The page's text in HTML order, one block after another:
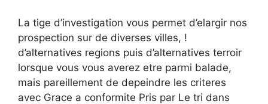
La tige d’investigation vous permet d’elargir nos
prospection sur de diverses villes, !
d’alternatives regions puis d’alternatives terroir
lorsque vous vous averez etre parmi balade,
mais pareillement de depeindre les criteres
avec Grace a conformite Pris par Le tri dans